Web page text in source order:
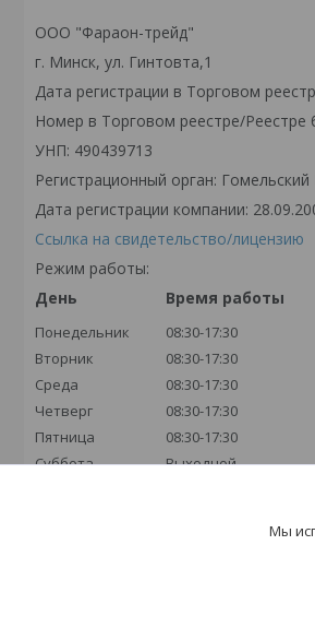
OOO "Фараон-трейд"
г. Минск, ул. Гинтовта,1
Дата регистрации в Торговом
Номер в Торговом реестре/Реестре
УНП: 490439713
Регистрационный орган:
Дата регистрации компании:
Ссылка на свидетельство/лицензию
Режим работы:
День
Время работы
Понедельник
08:30-17:30
Вторник
08:30-17:30
Среда
08:30-17:30
Четверг
08:30-17:30
Пятница
08:30-17:30
Суббота
Выходной
Мы